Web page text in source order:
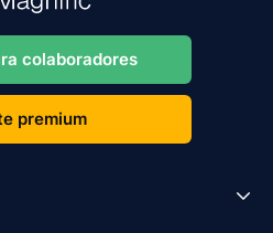
colaboradores
premium